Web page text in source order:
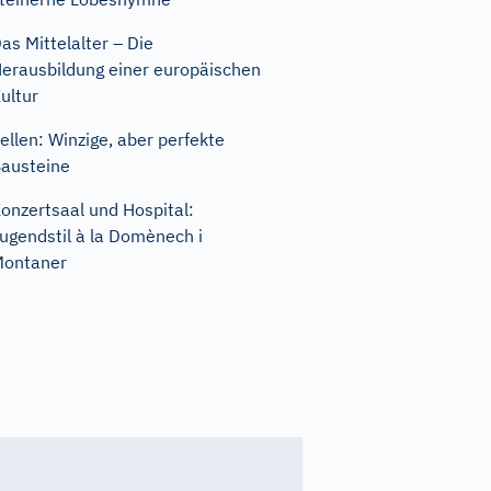
Mittelalter – Die
einer europäischen
Winzige, aber perfekte
und Hospital:
à la Domènech i